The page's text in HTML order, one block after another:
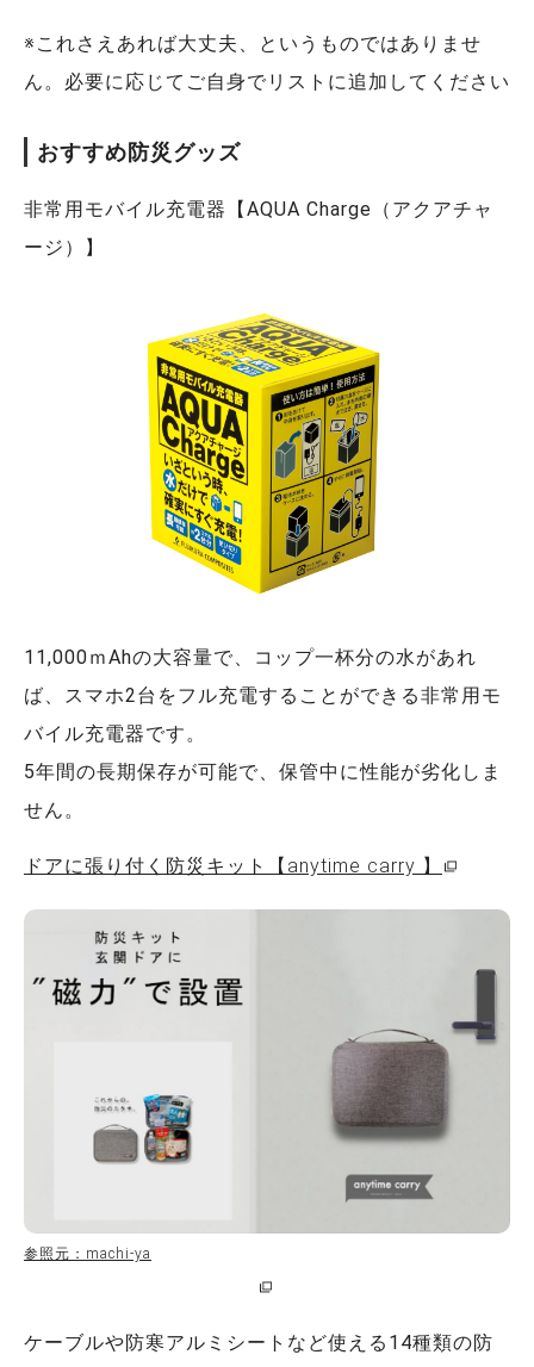
※これさえあれば大丈夫、というものではありませ
ん。必要に応じてご自身でリストに追加してください
おすすめ防災グッズ
非常用モバイル充電器【AQUA Charge（アクアチャ
ージ）】
11,000ｍAhの大容量で、コップ一杯分の水があれ
ば、スマホ2台をフル充電することができる非常用モ
バイル充電器です。
5年間の長期保存が可能で、保管中に性能が劣化しま
せん。
ドアに張り付く防災キット【anytime carry 】
参照元：machi-ya
ケーブルや防寒アルミシートなど使える14種類の防